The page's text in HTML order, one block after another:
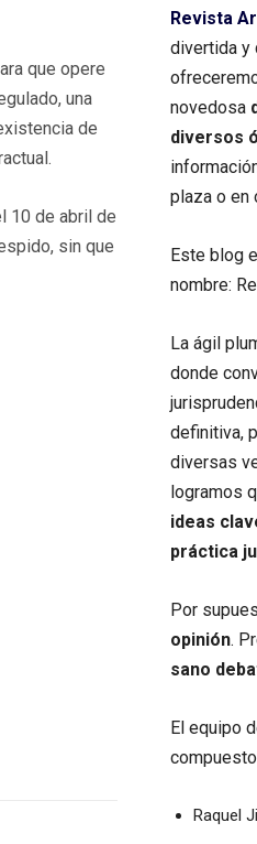
que opere
una
de
10 de abril de
sin que
Revista
divertida y
novedosa
diversos
plaza o en
Este blog
nombre:
La ágil
donde
definitiva,
diversas
logramos
ideas
práctica
Por
opinión.
sano
El equipo
Raquel